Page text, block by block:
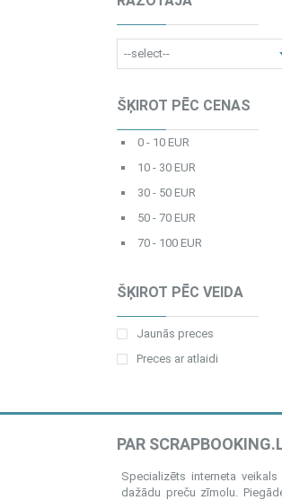
ŠĶIROT PĒC CENAS
0 - 10 EUR
10 - 30 EUR
30 - 50 EUR
50 - 70 EUR
70 - 100 EUR
ŠĶIROT PĒC VEIDA
Jaunās preces
Preces ar atlaidi
PAR
Specializēts interneta
dažādu preču zīmolu.